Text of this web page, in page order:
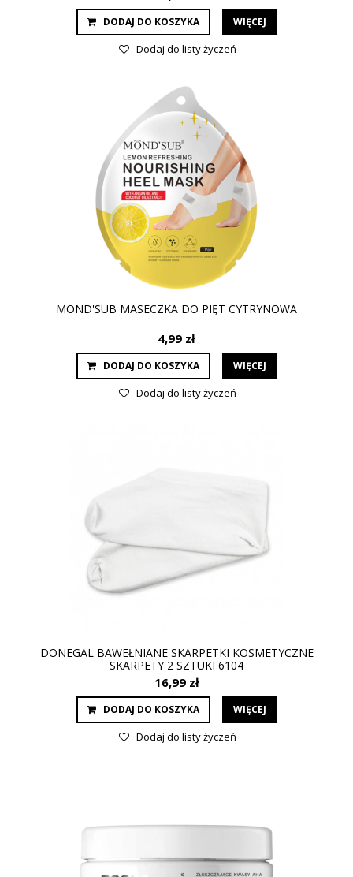
DODAJ DO KOSZYKA WIĘCEJ
Dodaj do listy życzeń
MOND'SUB MASECZKA DO PIĘT CYTRYNOWA
4,99 zł
DODAJ DO KOSZYKA WIĘCEJ
Dodaj do listy życzeń
DONEGAL BAWEŁNIANE SKARPETKI KOSMETYCZNE
SKARPETY 2 SZTUKI 6104
16,99 zł
DODAJ DO KOSZYKA WIĘCEJ
Dodaj do listy życzeń